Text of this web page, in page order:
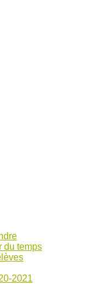
du temps
2021